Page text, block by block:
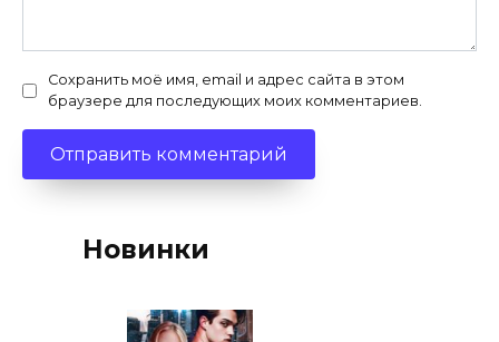
Сохранить моё имя, email и адрес сайта в этом
браузере для последующих моих комментариев.
Новинки